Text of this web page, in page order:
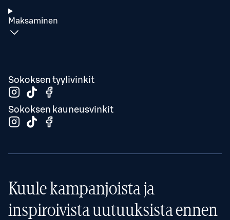
Maksaminen
Sokoksen tyylivinkit
Sokoksen kauneusvinkit
Kuule kampanjoista ja
inspiroivista uutuuksista ennen